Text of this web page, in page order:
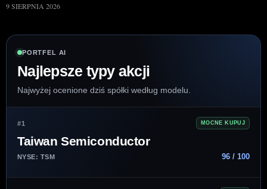
9 SIERPNIA 2026
PORTFEL AI
Najlepsze typy akcji
Najwyżej ocenione dziś spółki według modelu.
#1 MOCNE KUPUJ
Taiwan Semiconductor
NYSE: TSM 96 / 100